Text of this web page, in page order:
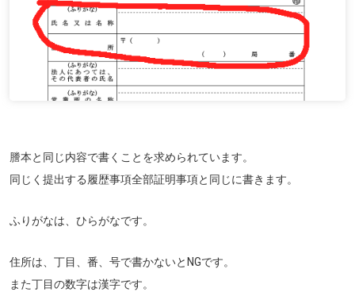
謄本と同じ内容で書くことを求められています。
同じく提出する履歴事項全部証明事項と同じに書きます。
ふりがなは、ひらがなです。
住所は、丁目、番、号で書かないとNGです。
また丁目の数字は漢字です。